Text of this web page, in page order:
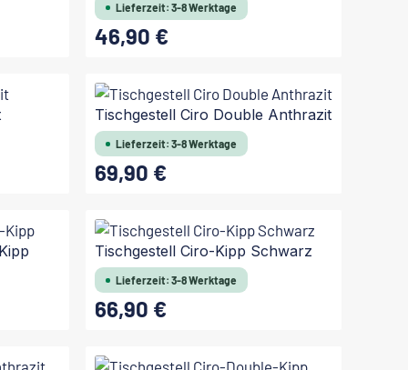
Lieferzeit: 3-8 Werktage
Regulärer Preis:
46,90 €
Tischgestell Ciro Double Anthrazit
Lieferzeit: 3-8 Werktage
Regulärer Preis:
69,90 €
Tischgestell Ciro-Kipp Schwarz
Lieferzeit: 3-8 Werktage
Regulärer Preis:
66,90 €